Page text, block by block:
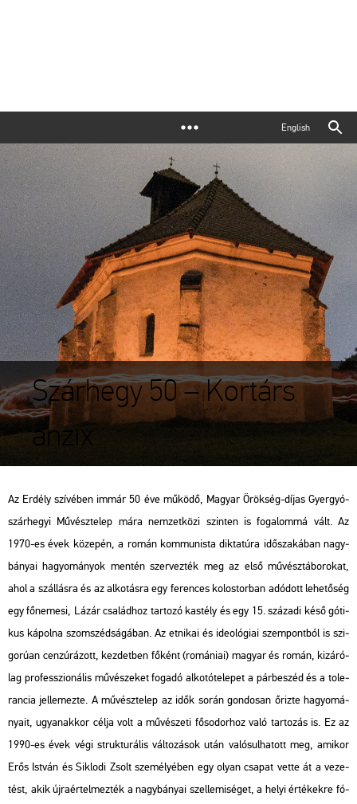
English
Szárhegy 50 – Kortárs
anzix
Az Er­dély szí­vé­ben immár 50 éve mű­kö­dő, Ma­gyar Örök­ség-díjas Gyer­gyó­
szár­he­gyi Mű­vész­te­lep mára nem­zet­kö­zi szin­ten is fo­ga­lom­má vált. Az
1970-es évek kö­ze­pén, a román kom­mu­nis­ta dik­ta­tú­ra idő­sza­ká­ban nagy­
bá­nyai ha­gyo­má­nyok men­tén szer­vez­ték meg az első mű­vész­tá­bo­ro­kat,
ahol a szál­lás­ra és az al­ko­tás­ra egy fe­ren­ces ko­los­tor­ban adó­dott le­he­tő­ség
egy fő­ne­me­si, Lázár csa­lád­hoz tar­to­zó kas­tély és egy 15. szá­za­di késő gó­ti­
kus ká­pol­na szom­széd­sá­gá­ban. Az et­ni­kai és ideo­ló­gi­ai szem­pont­ból is szi­
go­rú­an cen­zú­rá­zott, kez­det­ben fő­ként (ro­má­ni­ai) ma­gyar és román, ki­zá­ró­
lag pro­fesszi­o­ná­lis mű­vé­sze­ket fo­ga­dó al­ko­tó­te­le­pet a pár­be­széd és a to­le­
ran­cia jel­le­mez­te. A mű­vész­te­lep az idők során gon­do­san őriz­te ha­gyo­má­
nya­it, ugyan­ak­kor célja volt a mű­vé­sze­ti fő­so­dor­hoz való tar­to­zás is. Ez az
1990-es évek végi struk­tu­rá­lis vál­to­zá­sok után va­ló­sul­ha­tott meg, ami­kor
Erős Ist­ván és Sik­lo­di Zsolt sze­mé­lyé­ben egy olyan csa­pat vette át a ve­ze­
tést, akik új­ra­ér­tel­mez­ték a nagy­bá­nyai szel­le­mi­sé­get, a helyi ér­té­kek­re fó­